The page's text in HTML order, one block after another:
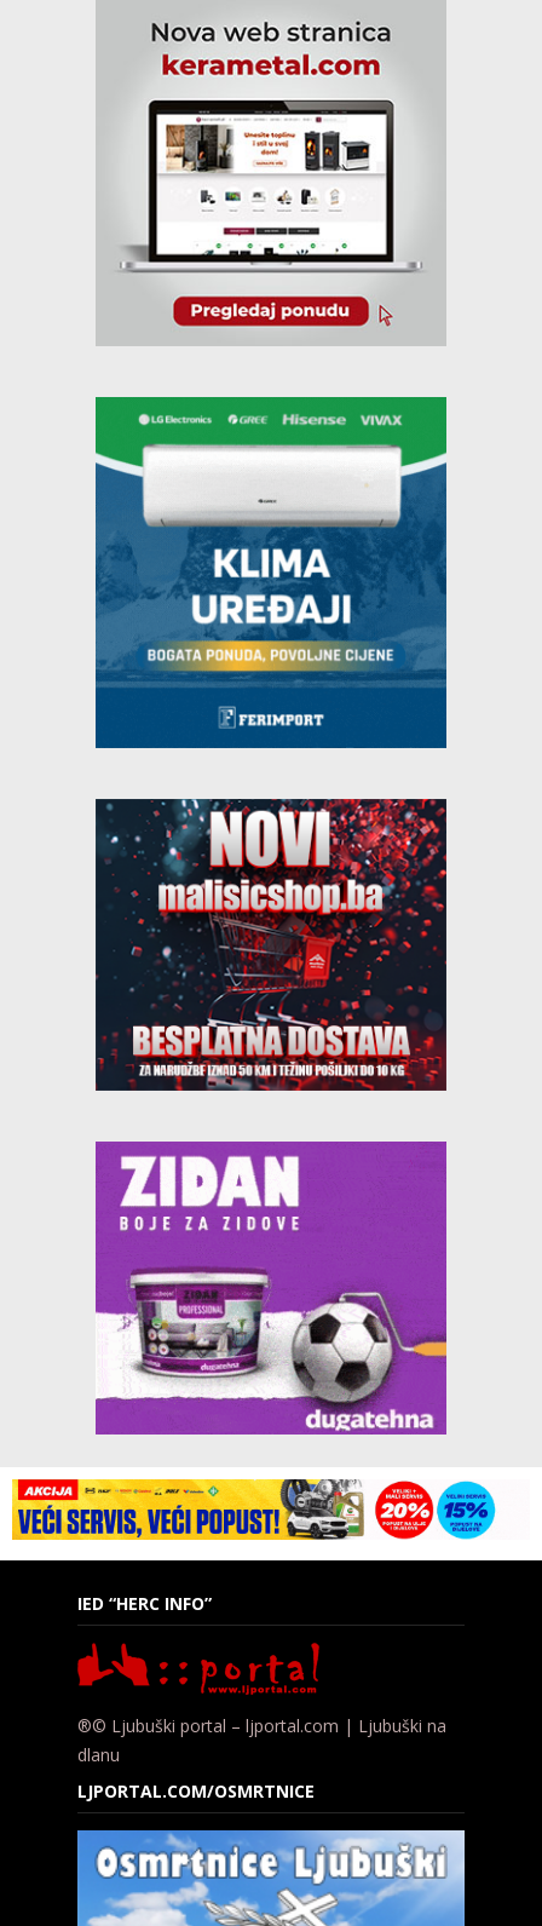
IED “HERC INFO”
®© Ljubuški portal – ljportal.com | Ljubuški na
dlanu
LJPORTAL.COM/OSMRTNICE